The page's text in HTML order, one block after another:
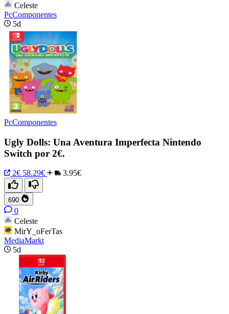
Celeste
PcComponentes
5d
PcComponentes
Ugly Dolls: Una Aventura Imperfecta Nintendo
Switch por 2€.
2€ 58.29€ 3.95€
690
0
Celeste
MirY_oFerTas
MediaMarkt
5d